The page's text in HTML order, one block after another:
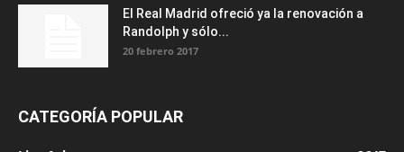
El Real Madrid ofreció ya la renovación a
Randolph y sólo...
20 febrero 2017
CATEGORÍA POPULAR